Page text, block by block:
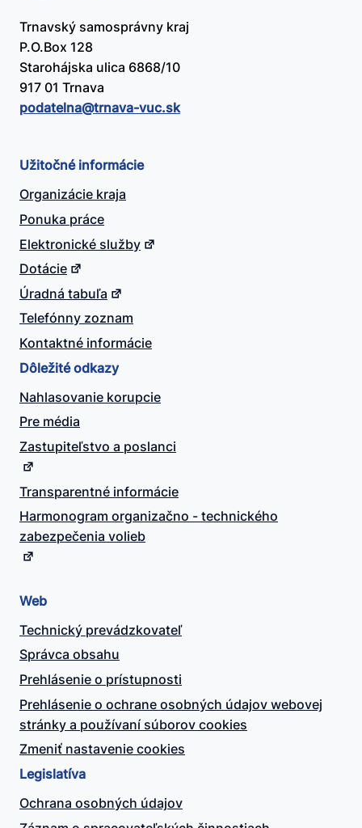
Trnavský samosprávny kraj
P.O.Box 128
Starohájska ulica 6868/10
917 01 Trnava
podatelna@​trnava-vuc.sk
Užitočné informácie
Organizácie kraja
Ponuka práce
Elektronické služby
Dotácie
Úradná tabuľa
Telefónny zoznam
Kontaktné informácie
Dôležité odkazy
Nahlasovanie korupcie
Pre média
Zastupiteľstvo a poslanci
Transparentné informácie
Harmonogram organizačno - technického
zabezpečenia volieb
Web
Technický prevádzkovateľ
Správca obsahu
Prehlásenie o prístupnosti
Prehlásenie o ochrane osobných údajov webovej
stránky a používaní súborov cookies
Zmeniť nastavenie cookies
Legislatíva
Ochrana osobných údajov